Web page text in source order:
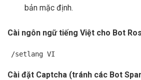
bản mặc định.
Cài ngôn ngữ tiếng Việt cho Bot
/setlang VI
Cài đặt Captcha (tránh các Bot